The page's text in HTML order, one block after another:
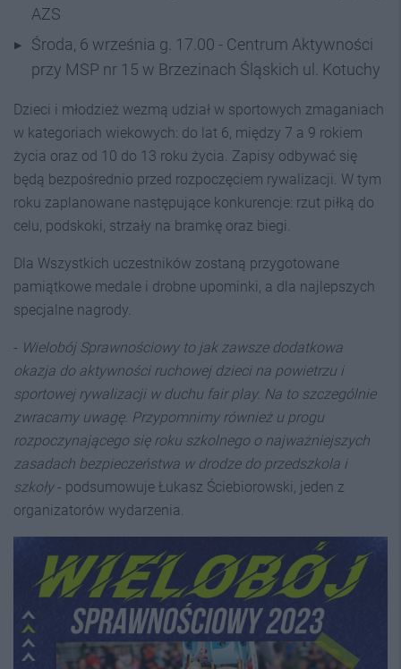
AZS
Środa, 6 września g. 17.00 - Centrum Aktywności
przy MSP nr 15 w Brzezinach Śląskich ul. Kotuchy
Dzieci i młodzież wezmą udział w sportowych zmaganiach
w kategoriach wiekowych: do lat 6, między 7 a 9 rokiem
życia oraz od 10 do 13 roku życia. Zapisy odbywać się
będą bezpośrednio przed rozpoczęciem rywalizacji. W tym
roku zaplanowane następujące konkurencje: rzut piłką do
celu, podskoki, strzały na bramkę oraz biegi.
Dla Wszystkich uczestników zostaną przygotowane
pamiątkowe medale i drobne upominki, a dla najlepszych
specjalne nagrody.
- Wielobój Sprawnościowy to jak zawsze dodatkowa
okazja do aktywności ruchowej dzieci na powietrzu i
sportowej rywalizacji w duchu fair play. Na to szczególnie
zwracamy uwagę. Przypomnimy również u progu
rozpoczynającego się roku szkolnego o najważniejszych
zasadach bezpieczeństwa w drodze do przedszkola i
szkoły- podsumowuje Łukasz Ściebiorowski, jeden z
organizatorów wydarzenia.